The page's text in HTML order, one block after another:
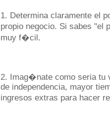
1. Determina claramente el
propio negocio. Si sabes "el
muy f�cil.
2. Imag�nate como seria tu
de independencia, mayor
ingresos extras para hacer